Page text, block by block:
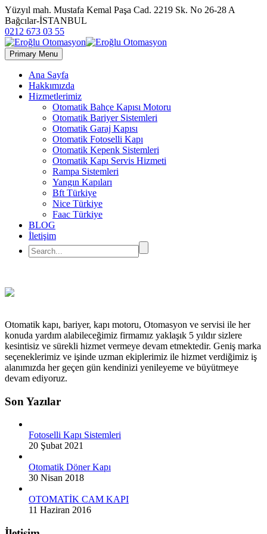
Yüzyıl mah. Mustafa Kemal Paşa Cad. 2219 Sk. No 26-28 A
Bağcılar-İSTANBUL
0212 673 03 55
Primary Menu
Ana Sayfa
Hakkımızda
Hizmetlerimiz
Otomatik Bahçe Kapısı Motoru
Otomatik Bariyer Sistemleri
Otomatik Garaj Kapısı
Otomatik Fotoselli Kapı
Otomatik Kepenk Sistemleri
Otomatik Kapı Servis Hizmeti
Rampa Sistemleri
Yangın Kapıları
Bft Türkiye
Nice Türkiye
Faac Türkiye
BLOG
İletişim
Otomatik kapı, bariyer, kapı motoru, Otomasyon ve servisi ile her
konuda yardım alabileceğimiz firmamız yaklaşık 5 yıldır sizlere
kesintisiz ve sürekli hizmet vermeye devam etmektedir. Geniş marka
seçeneklerimiz ve işinde uzman ekiplerimiz ile hizmet verdiğimiz iş
alanımızda her geçen gün kendinizi yenileyeme ve büyütmeye
devam ediyoruz.
Son Yazılar
Fotoselli Kapı Sistemleri
20 Şubat 2021
Otomatik Döner Kapı
30 Nisan 2018
OTOMATİK CAM KAPI
11 Haziran 2016